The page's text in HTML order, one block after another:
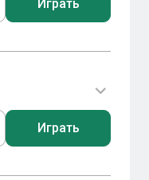
Играть
Играть